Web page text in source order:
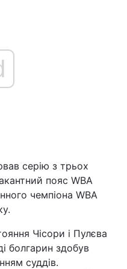
серію з трьох
пояс WBA
чемпіона WBA
Чісори і Пулєва
болгарин здобув
суддів.